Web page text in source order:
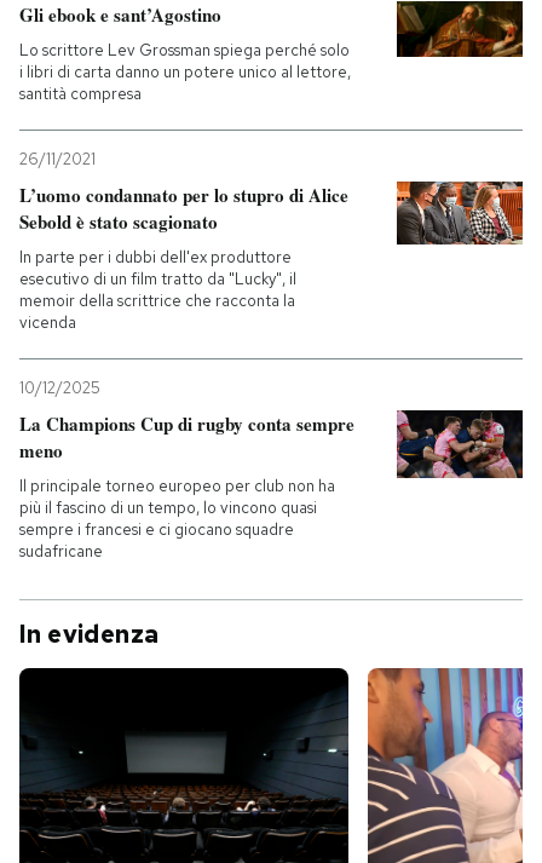
Gli ebook e sant’Agostino
Lo scrittore Lev Grossman spiega perché solo
i libri di carta danno un potere unico al lettore,
santità compresa
26/11/2021
L’uomo condannato per lo stupro di Alice
Sebold è stato scagionato
In parte per i dubbi dell'ex produttore
esecutivo di un film tratto da "Lucky", il
memoir della scrittrice che racconta la
vicenda
10/12/2025
La Champions Cup di rugby conta sempre
meno
Il principale torneo europeo per club non ha
più il fascino di un tempo, lo vincono quasi
sempre i francesi e ci giocano squadre
sudafricane
In evidenza